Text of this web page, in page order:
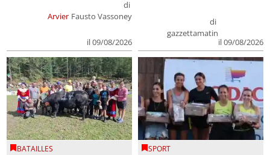
Arvier
di
Fausto Vassoney
il 09/08/2026
di
gazzettamatin
il 09/08/2026
BATAILLES SPORT